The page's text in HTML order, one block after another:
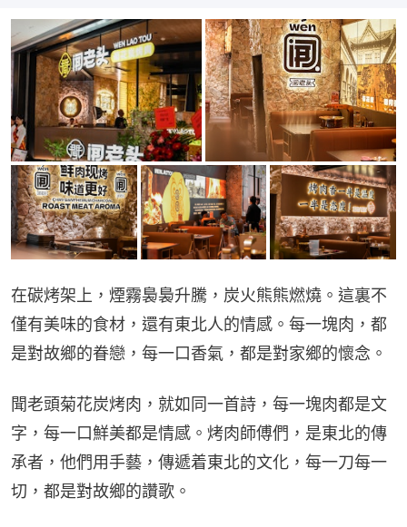
在碳烤架上，煙霧裊裊升騰，炭火熊熊燃燒。這裏不
僅有美味的食材，還有東北人的情感。每一塊肉，都
是對故鄉的眷戀，每一口香氣，都是對家鄉的懷念。
聞老頭菊花炭烤肉，就如同一首詩，每一塊肉都是文
字，每一口鮮美都是情感。烤肉師傅們，是東北的傳
承者，他們用手藝，傳遞着東北的文化，每一刀每一
切，都是對故鄉的讚歌。